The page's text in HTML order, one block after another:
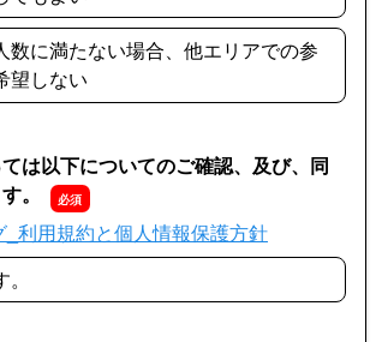
数に満たない場合、他エリアでの参
望しない
は以下についてのご確認、及び、同
。
_利用規約と個人情報保護方針